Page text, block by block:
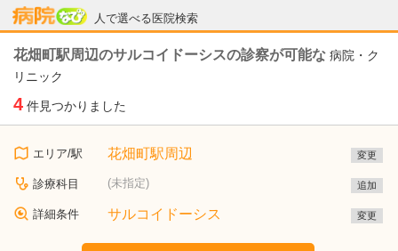
人で選べる医院検索
病院なび
花畑町駅周辺のサルコイドーシスの診察が可能な 病院・ク
リニック
4 件見つかりました
エリア/駅 花畑町駅周辺 変更
診療科目 (未指定) 追加
詳細条件 サルコイドーシス 変更